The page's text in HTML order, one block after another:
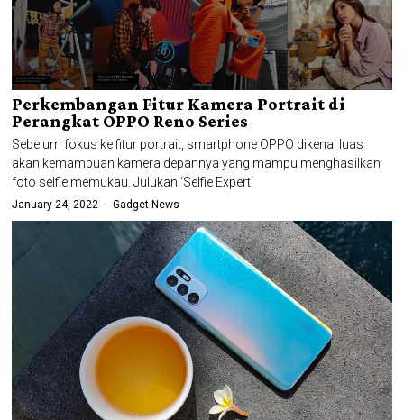
Perkembangan Fitur Kamera Portrait di
Perangkat OPPO Reno Series
Sebelum fokus ke fitur portrait, smartphone OPPO dikenal luas
akan kemampuan kamera depannya yang mampu menghasilkan
foto selfie memukau. Julukan ‘Selfie Expert‘
January 24, 2022 Gadget News